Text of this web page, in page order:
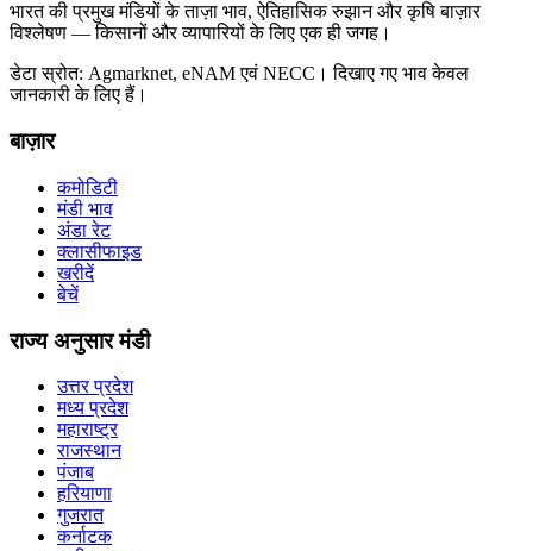
भारत की प्रमुख मंडियों के ताज़ा भाव, ऐतिहासिक रुझान और कृषि बाज़ार
विश्लेषण — किसानों और व्यापारियों के लिए एक ही जगह।
डेटा स्रोत: Agmarknet, eNAM एवं NECC। दिखाए गए भाव केवल
जानकारी के लिए हैं।
बाज़ार
कमोडिटी
मंडी भाव
अंडा रेट
क्लासीफाइड
खरीदें
बेचें
राज्य अनुसार मंडी
उत्तर प्रदेश
मध्य प्रदेश
महाराष्ट्र
राजस्थान
पंजाब
हरियाणा
गुजरात
कर्नाटक